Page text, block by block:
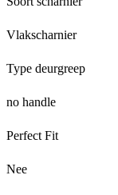
Vlakscharnier
Type deurgreep
no handle
Perfect Fit
Nee